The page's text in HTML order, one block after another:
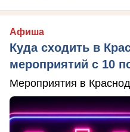
Афиша
Куда сходить в
мероприятий с 10
Мероприятия в